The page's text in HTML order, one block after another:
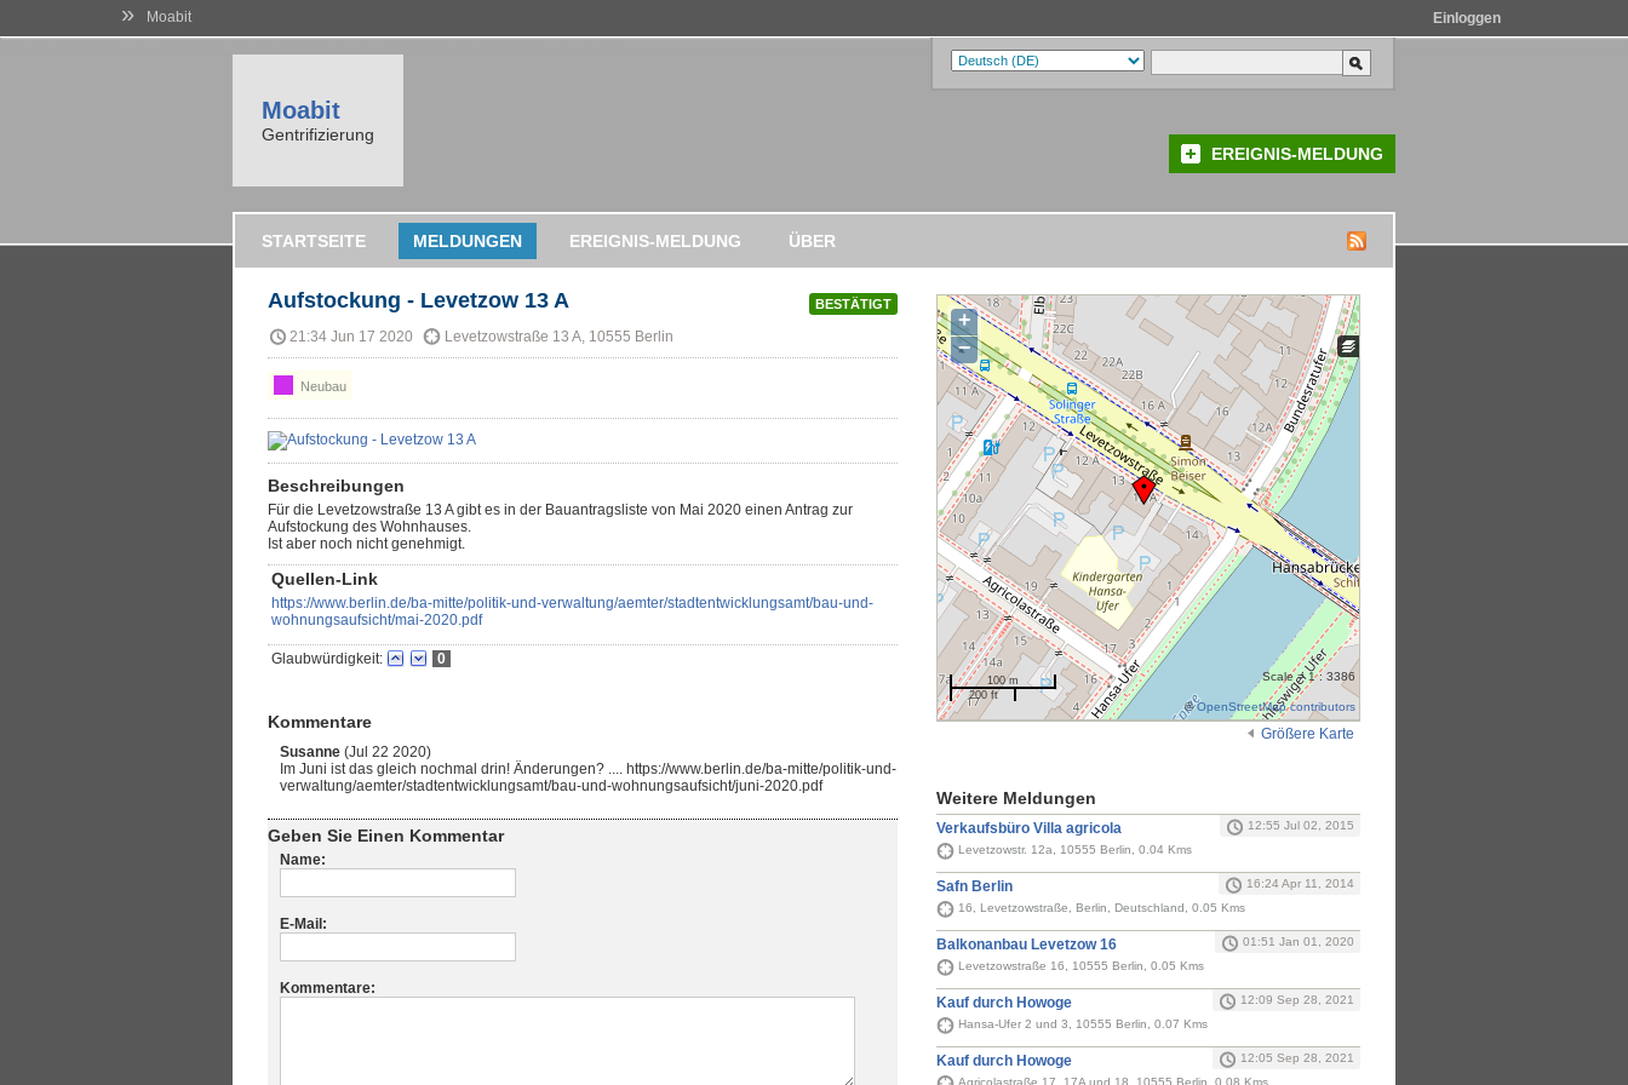
» Moabit Einloggen
Moabit
Gentrifizierung
EREIGNIS-MELDUNG
STARTSEITE MELDUNGEN EREIGNIS-MELDUNG ÜBER
BESTÄTIGT
Aufstockung - Levetzow 13 A
21:34 Jun 17 2020 Levetzowstraße 13 A, 10555 Berlin
Neubau
Beschreibungen
Für die Levetzowstraße 13 A gibt es in der Bauantragsliste von Mai 2020 einen Antrag zur
Aufstockung des Wohnhauses.
Ist aber noch nicht genehmigt.
Quellen-Link
https://www.berlin.de/ba-mitte/politik-und-verwaltung/aemter/stadtentwicklungsamt/bau-und-
wohnungsaufsicht/mai-2020.pdf
Glaubwürdigkeit: 0
Kommentare
Susanne (Jul 22 2020)
Im Juni ist das gleich nochmal drin! Änderungen? .... https://www.berlin.de/ba-mitte/politik-und-
verwaltung/aemter/stadtentwicklungsamt/bau-und-wohnungsaufsicht/juni-2020.pdf
Geben Sie Einen Kommentar
Name:
E-Mail:
Kommentare:
+
−
100 m
200 ft
Scale = 1 : 3386
©OpenStreetMap contributors
Größere Karte
Weitere Meldungen
Verkaufsbüro Villa agricola
12:55 Jul 02, 2015
Levetzowstr. 12a, 10555 Berlin, 0.04 Kms
Safn Berlin
16:24 Apr 11, 2014
16, Levetzowstraße, Berlin, Deutschland, 0.05 Kms
Balkonanbau Levetzow 16
01:51 Jan 01, 2020
Levetzowstraße 16, 10555 Berlin, 0.05 Kms
Kauf durch Howoge
12:09 Sep 28, 2021
Hansa-Ufer 2 und 3, 10555 Berlin, 0.07 Kms
Kauf durch Howoge
12:05 Sep 28, 2021
Agricolastraße 17, 17A und 18, 10555 Berlin, 0.08 Kms